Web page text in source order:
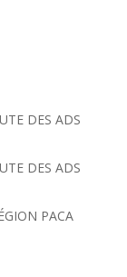
DES ADS
DES ADS
PACA